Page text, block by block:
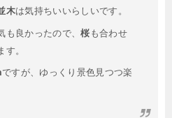
木は気持ちいいらしいです。
も良かったので、桜 も合わせ
。
ですが、ゆっくり景色見つつ楽